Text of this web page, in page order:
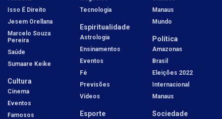
Isso É Direito
Jesem Orellana
Marcelo Souza
Pereira
Saúde
Sumaare Keike
Cultura
Cinema
Eventos
Famosos
Tecnologia
Espiritualidade
Astrologia
Ensinamentos
Eventos
Fé
Previsões
Vídeos
Esporte
Manaus
Mundo
Política
Amazonas
Brasil
Eleições 2022
Internacional
Manaus
Sociedade